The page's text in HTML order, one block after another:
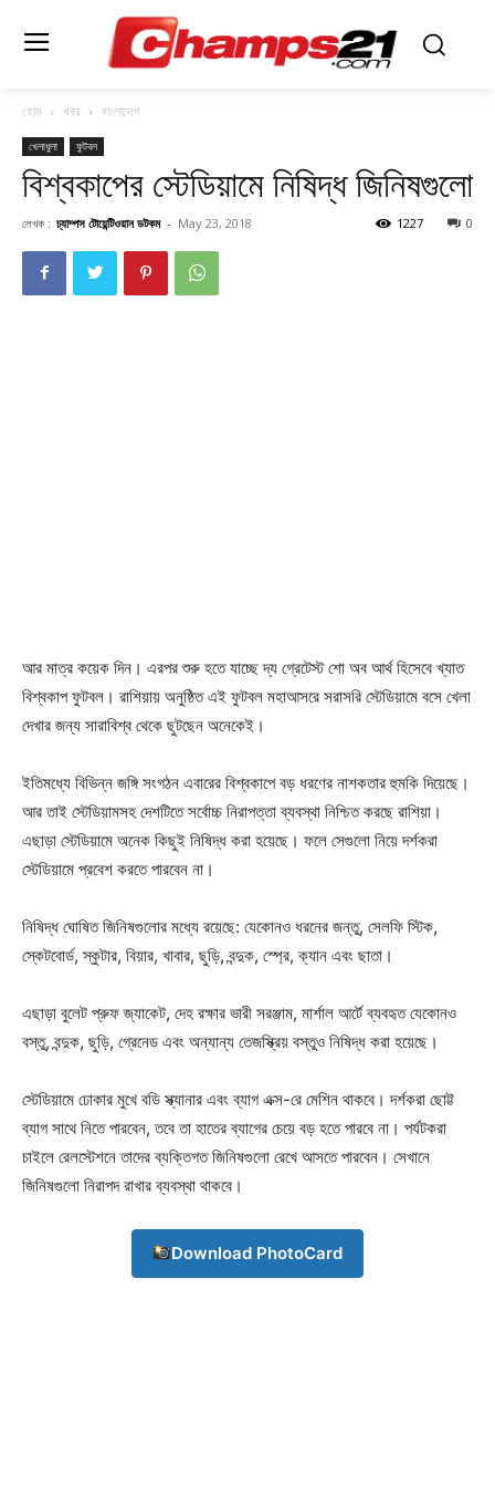
হোম খবর বাংলাদেশ
খেলাধুলা ফুটবল
বিশ্বকাপের স্টেডিয়ামে নিষিদ্ধ জিনিষগুলো
লেখক : চ্যাম্পস টোয়েন্টিওয়ান ডটকম - May 23, 2018 0
1227
আর মাত্র কয়েক দিন। এরপর শুরু হতে যাচ্ছে দ্য গ্রেটেস্ট শো অব আর্থ হিসেবে খ্যাত
বিশ্বকাপ ফুটবল। রাশিয়ায় অনুষ্ঠিত এই ফুটবল মহাআসরে সরাসরি স্টেডিয়ামে বসে খেলা
দেখার জন্য সারাবিশ্ব থেকে ছুটছেন অনেকেই।
ইতিমধ্যে বিভিন্ন জঙ্গি সংগঠন এবারের বিশ্বকাপে বড় ধরণের নাশকতার হুমকি দিয়েছে।
আর তাই স্টেডিয়ামসহ দেশটিতে সর্বোচ্চ নিরাপত্তা ব্যবস্থা নিশ্চিত করছে রাশিয়া।
এছাড়া স্টেডিয়ামে অনেক কিছুই নিষিদ্ধ করা হয়েছে। ফলে সেগুলো নিয়ে দর্শকরা
স্টেডিয়ামে প্রবেশ করতে পারবেন না।
নিষিদ্ধ ঘোষিত জিনিষগুলোর মধ্যে রয়েছে: যেকোনও ধরনের জন্তু, সেলফি স্টিক,
স্কেটবোর্ড, স্কুটার, বিয়ার, খাবার, ছুড়ি, বন্দুক, স্প্রে, ক্যান এবং ছাতা।
এছাড়া বুলেট প্রুফ জ্যাকেট, দেহ রক্ষার ভারী সরঞ্জাম, মার্শাল আর্টে ব্যবহৃত যেকোনও
বস্তু, বন্দুক, ছুড়ি, গ্রেনেড এবং অন্যান্য তেজস্ক্রিয় বস্তুও নিষিদ্ধ করা হয়েছে।
স্টেডিয়ামে ঢোকার মুখে বডি স্ক্যানার এবং ব্যাগ এক্স-রে মেশিন থাকবে। দর্শকরা ছোট্ট
ব্যাগ সাথে নিতে পারবেন, তবে তা হাতের ব্যাগের চেয়ে বড় হতে পারবে না। পর্যটকরা
চাইলে রেলস্টেশনে তাদের ব্যক্তিগত জিনিষগুলো রেখে আসতে পারবেন। সেখানে
জিনিষগুলো নিরাপদ রাখার ব্যবস্থা থাকবে।
Download PhotoCard